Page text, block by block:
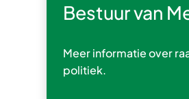
Bestuur van
Meer informatie over
politiek.